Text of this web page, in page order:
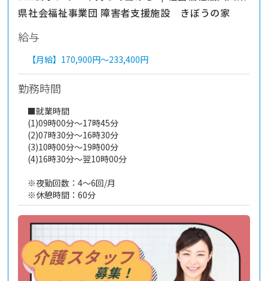
県社会福祉事業団 障害者支援施設 きぼうの家
給与
【月給】 170,900円～233,400円
勤務時間
■就業時間
(1)09時00分～17時45分
(2)07時30分～16時30分
(3)10時00分～19時00分
(4)16時30分～翌10時00分
※夜勤回数：4～6回/月
※休憩時間：60分